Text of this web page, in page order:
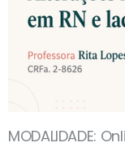
MODALIDADE: